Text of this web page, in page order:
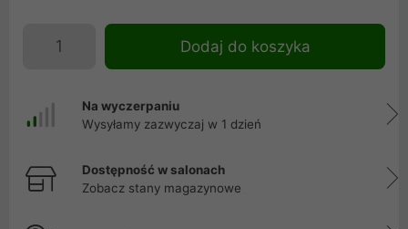
Dodaj do koszyka
Na wyczerpaniu
Wysyłamy zazwyczaj w 1 dzień
Dostępność w salonach
Zobacz stany magazynowe